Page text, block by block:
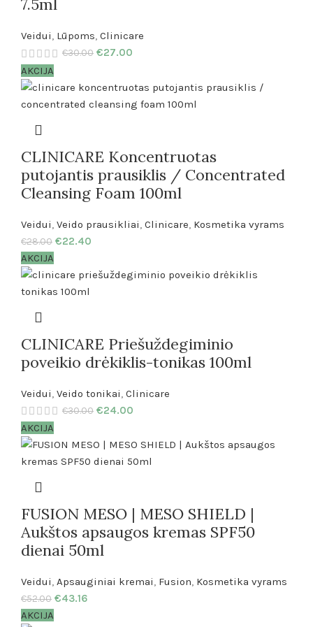
7.5ml
Veidui, Lūpoms, Clinicare
€30.00 €27.00
AKCIJA
CLINICARE Koncentruotas
putojantis prausiklis / Concentrated
Cleansing Foam 100ml
Veidui Veido prausikliai Clinicare Kosmetika vyrams
€28.00 €22.40
AKCIJA
CLINICARE Priešuždegiminio
poveikio drėkiklis-tonikas 100ml
Veidui Veido tonikai Clinicare
€30.00 €24.00
AKCIJA
FUSION MESO | MESO SHIELD |
Aukštos apsaugos kremas SPF50
dienai 50ml
Veidui, Apsauginiai kremai, Fusion, Kosmetika vyrams
€52.00 €43.16
AKCIJA